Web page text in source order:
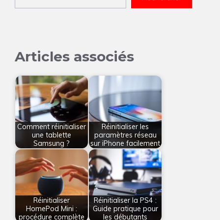
Articles associés
Comment réinitialiser
une tablette
Samsung ?
Réinitialiser les
paramètres réseau
sur iPhone facilement
Réinitialiser
HomePod Mini :
procédure complète
Réinitialiser la PS4 :
Guide pratique pour
les débutants